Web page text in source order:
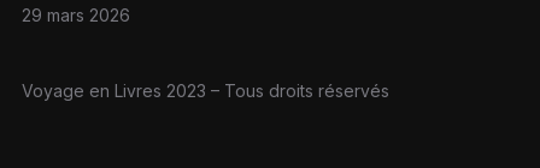
29 mars 2026
Voyage en Livres 2023 – Tous droits réservés